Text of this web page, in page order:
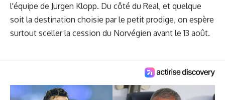
l'équipe de Jurgen Klopp. Du côté du Real, et quelque
soit la destination choisie par le petit prodige, on espère
surtout sceller la cession du Norvégien avant le 13 août.